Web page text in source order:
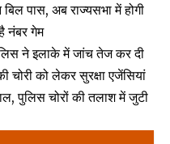
पास, अब राज्यसभा में होगी
है नंबर गेम
ने इलाके में जांच तेज कर दी
चोरी को लेकर सुरक्षा एजेंसियां
पुलिस चोरों की तलाश में जुटी